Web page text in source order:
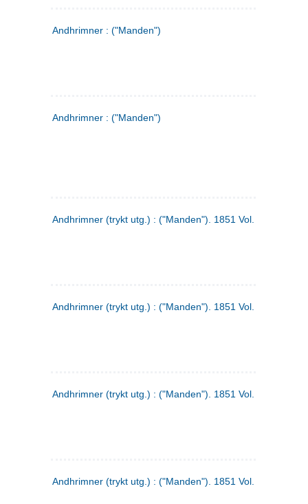
Andhrimner : ("Manden")
Andhrimner : ("Manden")
Andhrimner (trykt utg.) : ("Manden"). 1851 Vol. 2 Nr. 1
Andhrimner (trykt utg.) : ("Manden"). 1851 Vol. 1 Nr. 10
Andhrimner (trykt utg.) : ("Manden"). 1851 Vol. 1 Nr. 3
Andhrimner (trykt utg.) : ("Manden"). 1851 Vol. 2 Nr. 4